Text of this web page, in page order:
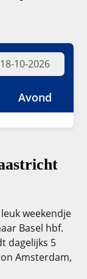
Avond
weekendje
Basel hbf.
dagelijks 5
Amsterdam,